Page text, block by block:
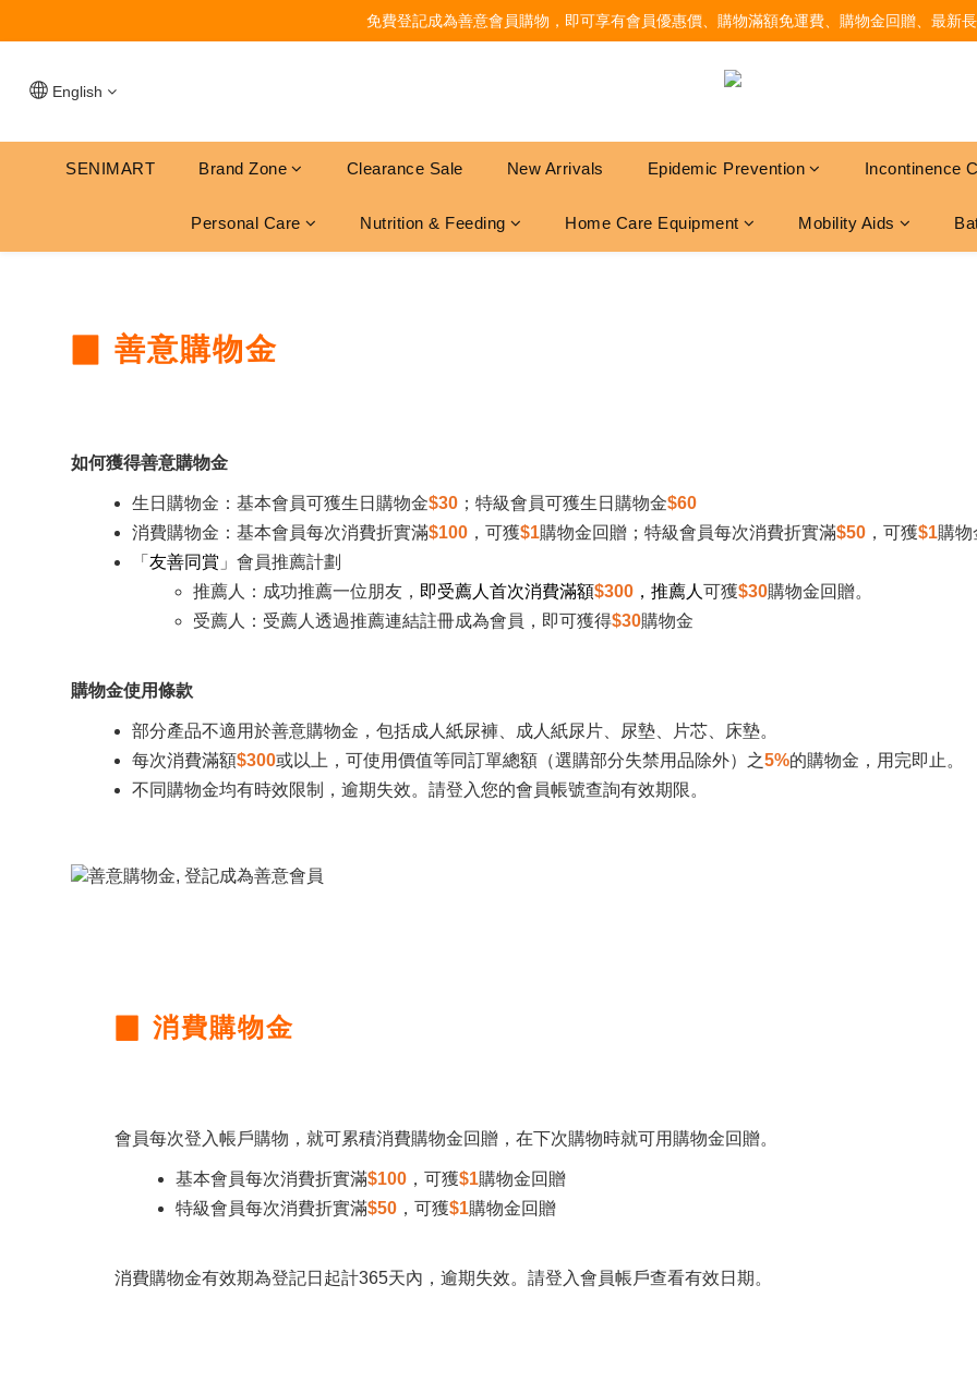
免費登記成為善意會員購物，即可享有會員優惠價、購物滿額免運費、購物金回贈、最新
English
SENIMART Brand Zone Clearance Sale New Arrivals Epidemic Prevention Incontinence
Personal Care Nutrition & Feeding Home Care Equipment Mobility Aids
▉ 善意購物金
如何獲得善意購物金
生日購物金：基本會員可獲生日購物金$30 ；特級會員可獲生日購物金$60
消費購物金：基本會員每次消費折實滿$100 ，可獲$1購物金回贈；特級會員每次消費折實滿$50 ，可獲$1購物
「 友善同賞 」 會員推薦計劃
推薦人：成功推薦一位朋友， 即受薦人首次消費滿額$300 ，推薦人 可獲$30購物金回贈。
受薦人：受薦人透過推薦連結註冊成為會員，即可獲得$30購物金
購物金使用條款
部分產品不適用於善意購物金，包括成人紙尿褲、成人紙尿片、尿墊、 片芯、
床墊。
每次消費滿額$300或以上，可使用價值等同訂單總額（選購部分失禁用品除外）之5%的購物金，用完即止。
不同購物金均有時效限制，逾期失效。請登入您的會員帳號查詢有效期限。
▉ 消費購物金
會員每次登入帳戶購物，就可累積消費購物金回贈，在下次購物時就可用購物金回贈。
基本會員每次消費折實滿$100 ，可獲$1購物金回贈
特級會員每次消費折實滿$50 ，可獲$1購物金回贈
​消費購物金有效期為登記日起計365天內，逾期失效。請登入會員帳戶查看有效日期。